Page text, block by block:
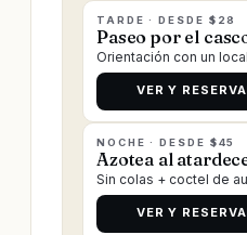
TARDE · DESDE $28
Paseo por el
Orientación con un
VER Y
NOCHE · DESDE $45
Azotea al
Sin colas + coctel de
VER Y